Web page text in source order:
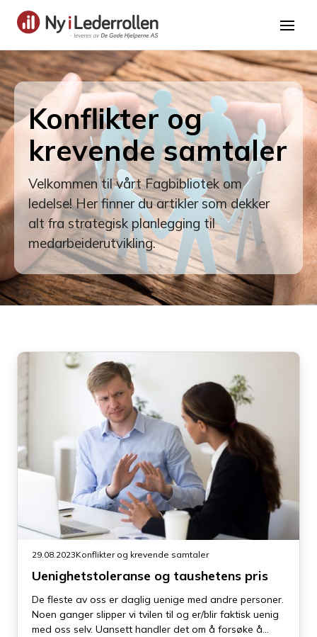
Konflikter og
krevende samtaler
Velkommen til vårt Fagbibliotek om
ledelse! Her finner du artikler som dekker
alt fra strategisk planlegging til
medarbeiderutvikling.
29.08.2023Konflikter og krevende samtaler
Uenighetstoleranse og taushetens pris
De fleste av oss er daglig uenige med andre personer.
Noen ganger slipper vi tvilen til og er/blir faktisk uenig
med oss selv. Uansett handler det om å forsøke å